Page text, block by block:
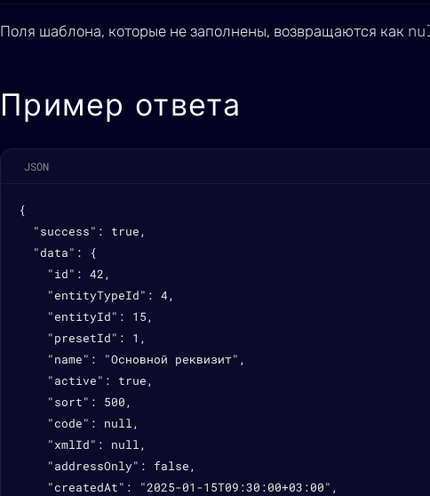
Поля шаблона, которые не заполнены, возвращаются как
Пример ответа
JSON
{
  "success": true,
  "data": {
    "id": 42,
    "entityTypeId": 4,
    "entityId": 15,
    "presetId": 1,
    "name": "Основной реквизит",
    "active": true,
    "sort": 500,
    "code": null,
    "xmlId": null,
    "addressOnly": false,
    "createdAt": "2025-01-15T09:30:00+03:00",